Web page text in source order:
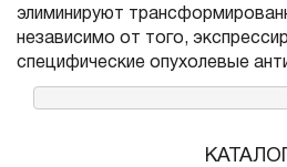
элиминируют
независимо от того,
специфи­ческие опухолевые
КАТАЛОГ